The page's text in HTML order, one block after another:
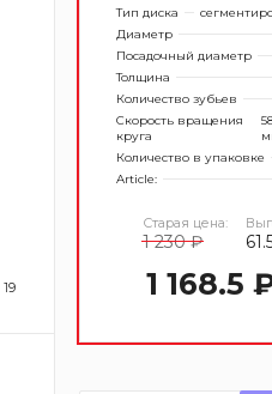
19
Тип диска
Диаметр
Посадочный диаметр
Толщина
Количество зубьев
Скорость вращения
круга
Количество в упаковке
Article:
Старая цена:
1 230 ₽
1 168.5